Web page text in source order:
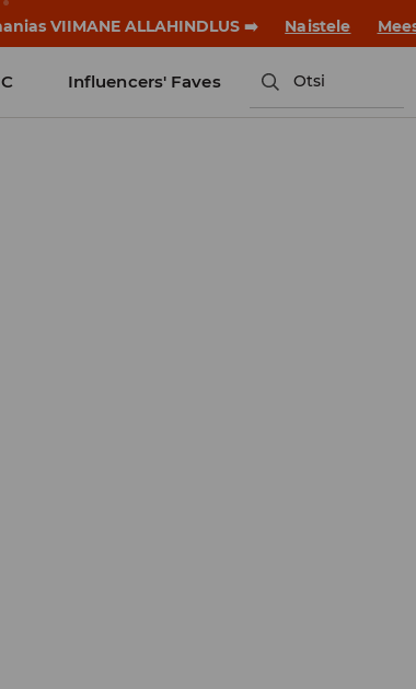
Alusta uut kooliaastat uue stiiliga! Naistele
Influencers' Faves Otsi